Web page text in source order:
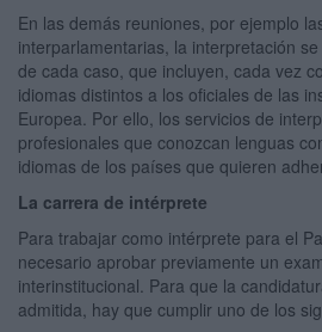
En las demás reuniones, por ejemplo
interparlamentarias, la interpretación
de cada caso, que incluyen, cada vez
idiomas distintos a los oficiales de las
Europea. Por ello, los servicios de
profesionales que conozcan lenguas
idiomas de los países que quieren
La carrera de intérprete
Para trabajar como intérprete para el
necesario aprobar previamente un
interinstitucional. Para que la
admitida, hay que cumplir uno de los